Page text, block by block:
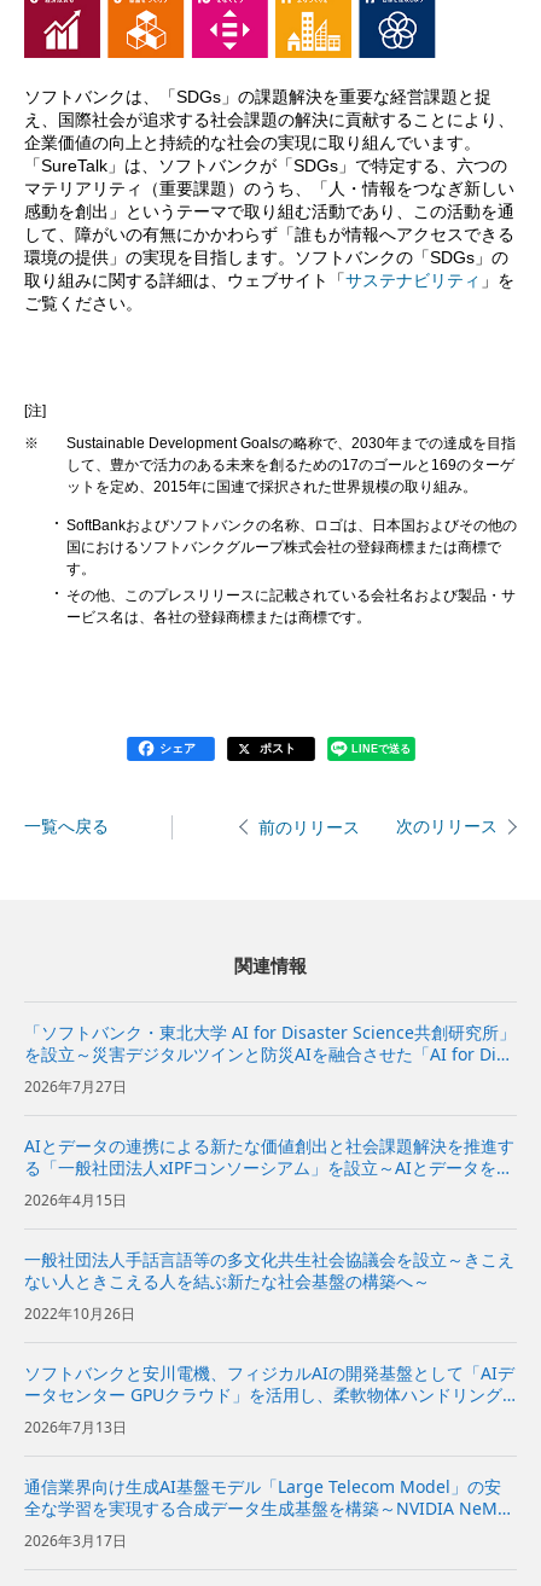
ソフトバンクは、「SDGs」の課題解決を重要な経営課題と捉
え、国際社会が追求する社会課題の解決に貢献することにより、
企業価値の向上と持続的な社会の実現に取り組んでいます。
「SureTalk」は、ソフトバンクが「SDGs」で特定する、六つの
マテリアリティ（重要課題）のうち、「人・情報をつなぎ新しい
感動を創出」というテーマで取り組む活動であり、この活動を通
して、障がいの有無にかかわらず「誰もが情報へアクセスできる
環境の提供」の実現を目指します。ソフトバンクの「SDGs」の
取り組みに関する詳細は、ウェブサイト「サステナビリティ 」を
ご覧ください。
[注]
※
Sustainable Development Goalsの略称で、2030年までの達成を目指
して、豊かで活力のある未来を創るための17のゴールと169のターゲ
ットを定め、2015年に国連で採択された世界規模の取り組み。
SoftBankおよびソフトバンクの名称、ロゴは、日本国およびその他の
国におけるソフトバンクグループ株式会社の登録商標または商標で
す。
その他、このプレスリリースに記載されている会社名および製品・サ
ービス名は、各社の登録商標または商標です。
シェア ポスト LINEで送る
一覧へ戻る 前のリリース 次のリリース
関連情報
「ソフトバンク・東北大学 AI for Disaster Science共創研究所」
を設立～災害デジタルツインと防災AIを融合させた「AI for Disa
ster Science基盤」の研究開発と社会実装を推進～ | 企業・IR |
ソフ...
2026年7月27日
AIとデータの連携による新たな価値創出と社会課題解決を推進す
る「一般社団法人xIPFコンソーシアム」を設立～AIとデータを分
散環境下で安全かつ柔軟に活用できるAIスペースの実現をめざす
～
2026年4月15日
一般社団法人手話言語等の多文化共生社会協議会を設立～きこえ
ない人ときこえる人を結ぶ新たな社会基盤の構築へ～
2022年10月26日
ソフトバンクと安川電機、フィジカルAIの開発基盤として「AIデ
ータセンター GPUクラウド」を活用し、柔軟物体ハンドリング
システムを実証～NVIDIAと協力し、ロボットの動作データ収集
からAIの学習・評価、実機への適用までを効率化～ | 企...
2026年7月13日
通信業界向け生成AI基盤モデル「Large Telecom Model」の安
全な学習を実現する合成データ生成基盤を構築～NVIDIA NeMo
Safe Synthesizerを活用して、データ品質の保持と情報保護を両
立～ | 企業・IR ...
2026年3月17日